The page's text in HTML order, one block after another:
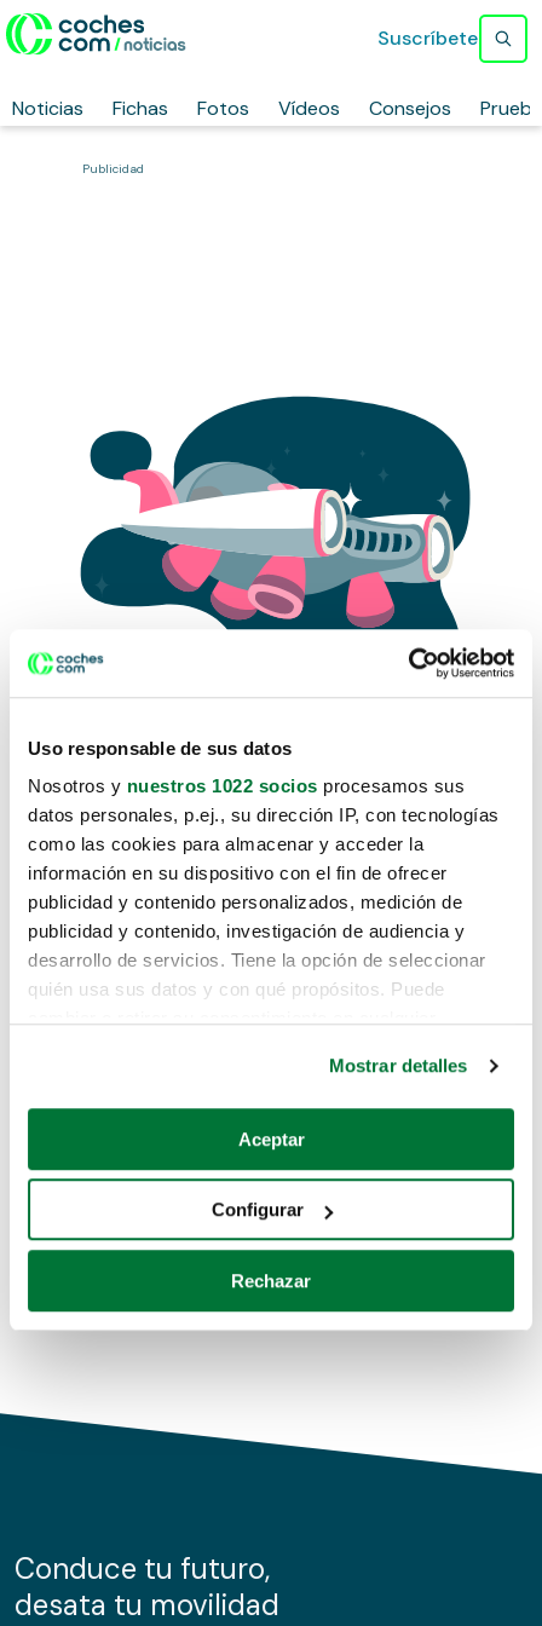
Uso responsable de sus datos
Nosotros y nuestros 1022 socios procesamos sus
datos personales, p.ej., su dirección IP, con tecnologías
como las cookies para almacenar y acceder la
información en su dispositivo con el fin de ofrecer
publicidad y contenido personalizados, medición de
publicidad y contenido, investigación de audiencia y
desarrollo de servicios. Tiene la opción de seleccionar
quién usa sus datos y con qué propósitos. Puede
Si lo permite, también quisiéramos:
Recopilar información sobre su ubicación geográfica
Identificar su dispositivo analizándolo activamente
para buscar características específicas (huellas
Obtenga más información sobre cómo se procesan sus
de cookies.
información sobre el uso que haga del sitio web con
nuestros partners de redes sociales, publicidad y análisis
Mostrar detalles
Aceptar
Configurar
Rechazar
Noticias Fichas Fotos Vídeos Consejos
Suscríbete
Publicidad
Lo sentimos, no sabemos como
te hemos traido hasta aquí.
Pero puedes encontrar el coche que estás
buscando en alguno de estos enlaces:
Coches de segunda mano
Coches de km0
Conduce tu futuro,
desata tu movilidad